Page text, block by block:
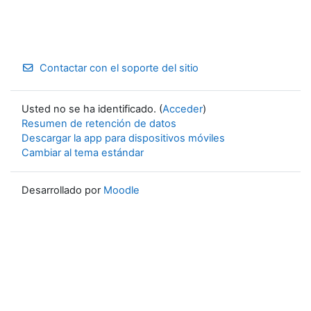
Contactar con el soporte del sitio
Usted no se ha identificado. (Acceder)
Resumen de retención de datos
Descargar la app para dispositivos móviles
Cambiar al tema estándar
Desarrollado por Moodle